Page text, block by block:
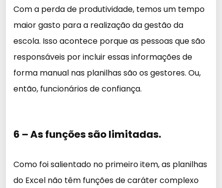
Com a perda de produtividade, temos um tempo
maior gasto para a realização da gestão da
escola. Isso acontece porque as pessoas que são
responsáveis por incluir essas informações de
forma manual nas planilhas são os gestores. Ou,
então, funcionários de confiança.
6 – As funções são limitadas.
Como foi salientado no primeiro item, as planilhas
do Excel não têm funções de caráter complexo